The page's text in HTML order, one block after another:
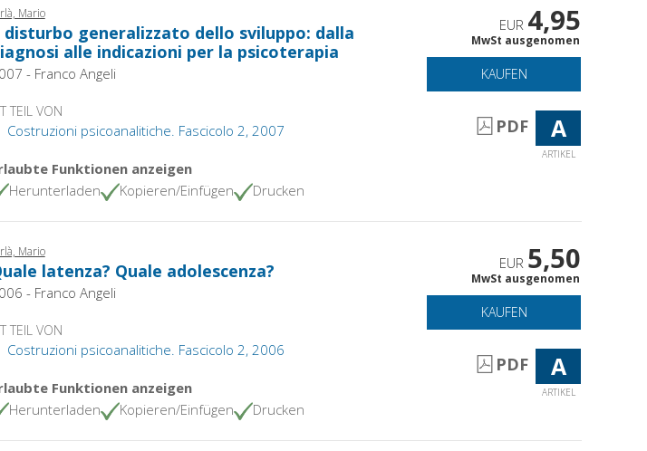
Mario
disturbo generalizzato dello sviluppo: dalla
alle indicazioni per la psicoterapia
- Franco Angeli
TEIL VON
Costruzioni psicoanalitiche. Fascicolo 2, 2007
Funktionen anzeigen
Herunterladen
Kopieren/Einfügen Drucken
EUR 4,95
MwSt ausgenomen
KAUFEN
PDF A
ARTIKEL
Mario
latenza? Quale adolescenza?
- Franco Angeli
TEIL VON
Costruzioni psicoanalitiche. Fascicolo 2, 2006
Funktionen anzeigen
Herunterladen
Kopieren/Einfügen Drucken
EUR 5,50
MwSt ausgenomen
KAUFEN
PDF A
ARTIKEL